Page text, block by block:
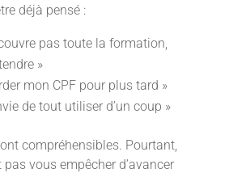
déjà pensé :
pas toute la formation,
»
mon CPF pour plus tard »
de tout utiliser d’un coup »
compréhensibles. Pourtant,
vous empêcher d’avancer